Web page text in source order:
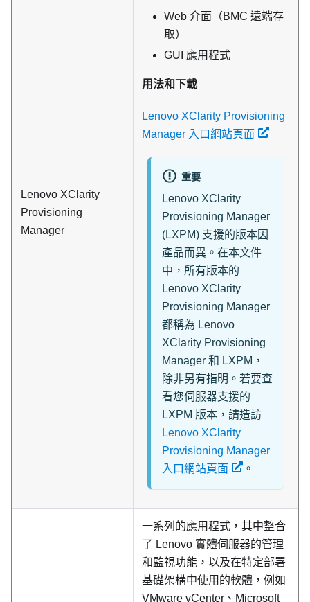
Lenovo XClarity
Provisioning
Manager
Web 介面（BMC 遠端存
取）
GUI 應用程式
用法和下載
Lenovo XClarity Provisioning
Manager 入口網站頁面
重要
Lenovo XClarity
Provisioning Manager
(LXPM) 支援的版本因
產品而異。在本文件
中，所有版本的
Lenovo XClarity
Provisioning Manager
都稱為 Lenovo
XClarity Provisioning
Manager 和 LXPM ，
除非另有指明。若要查
看您伺服器支援的
LXPM 版本，請造訪
Lenovo XClarity
Provisioning Manager
入口網站頁面
。
一系列的應用程式，其中整合
了 Lenovo 實體伺服器的管理
和監視功能，以及在特定部署
基礎架構中使用的軟體，例如
VMware vCenter、Microsoft